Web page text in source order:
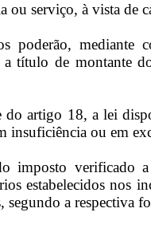
ou serviço, à vista de
poderão, mediante
título de montante
do artigo 18, a lei
insuficiência ou em
imposto verificado
estabelecidos nos
segundo a respectiva